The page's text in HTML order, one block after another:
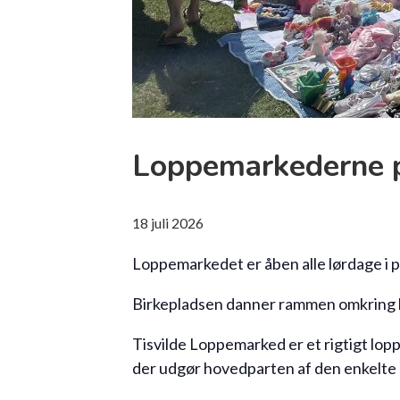
18 juli 2026
Loppemarkedet er åben alle lørdage i
Birkepladsen danner rammen
Tisvilde Loppemarked er et rigtigt
der udgør hovedparten af den